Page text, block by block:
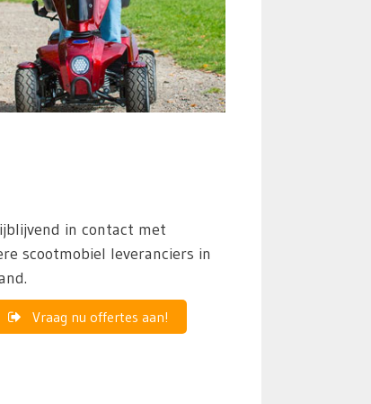
in contact met
scootmobiel leveranciers in
Vraag nu offertes aan!